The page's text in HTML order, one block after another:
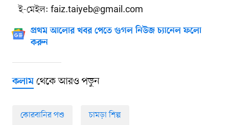
ই-মেইল: faiz.taiyeb@gmail.com
প্রথম আলোর খবর পেতে গুগল নিউজ চ্যানেল ফলো
করুন
কলামথেকে আরও পড়ুন
কোরবানির পশু চামড়া শিল্প